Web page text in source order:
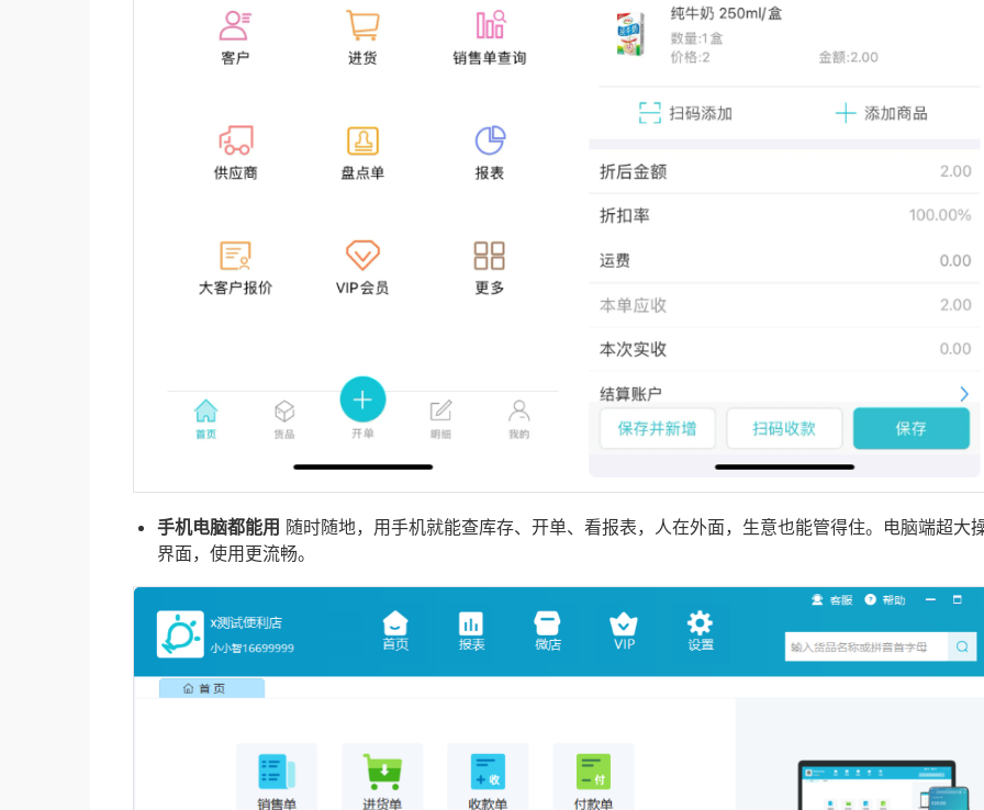
手机电脑都能用 随时随地，用手机就能查库存、开单、看报表，人在外面，生意也能管得住。电脑端超大
界面，使用更流畅。